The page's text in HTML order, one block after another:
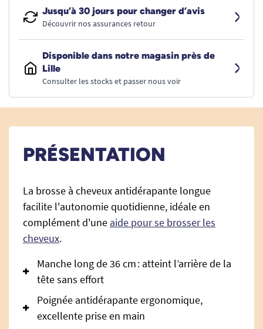
Jusqu’à 30 jours pour changer d’avis
Découvrir nos assurances retour
Disponible dans notre magasin près de
Lille
Consulter les stocks et passer nous voir
PRÉSENTATION
La brosse à cheveux antidérapante longue
facilite l'autonomie quotidienne, idéale en
complément d'une aide pour se brosser les
cheveux.
Manche long de 36 cm : atteint l’arrière de la
tête sans effort
Poignée antidérapante ergonomique,
excellente prise en main